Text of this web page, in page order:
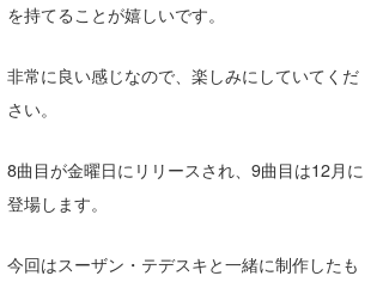
を持てることが嬉しいです。
非常に良い感じなので、楽しみにしていてくだ
さい。
8曲目が金曜日にリリースされ、9曲目は12月に
登場します。
今回はスーザン・テデスキと一緒に制作したも